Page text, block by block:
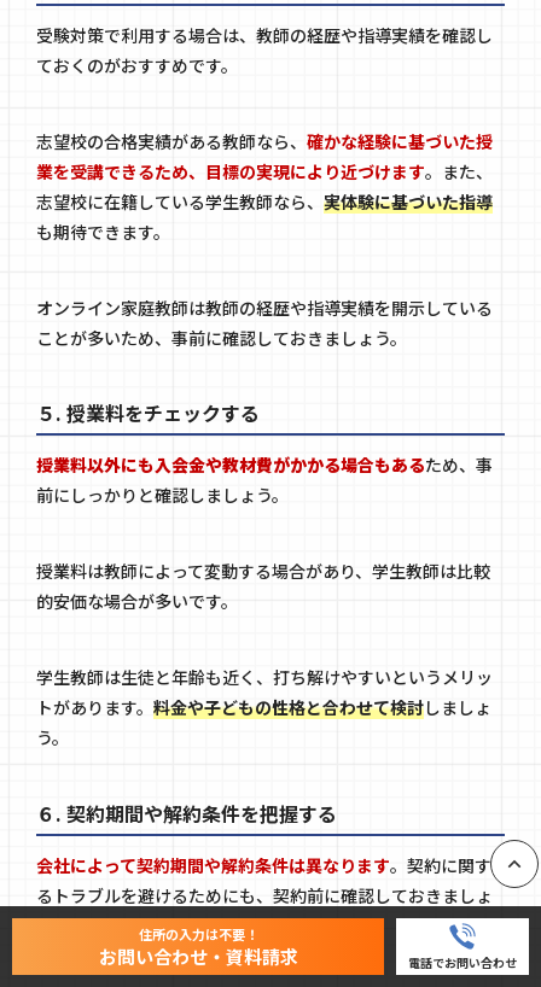
受験対策で利用する場合は、教師の経歴や指導実績を確認し
ておくのがおすすめです。
志望校の合格実績がある教師なら、 確かな経験に基づいた授
業を受講できるため、目標の実現により近づけます。また、
志望校に在籍している学生教師なら、 実体験に基づいた指導
も期待できます。
オンライン家庭教師は教師の経歴や指導実績を開示している
ことが多いため、事前に確認しておきましょう。
５. 授業料をチェックする
授業料以外にも入会金や教材費がかかる場合もあるため、事
前にしっかりと確認しましょう。
授業料は教師によって変動する場合があり、学生教師は比較
的安価な場合が多いです。
学生教師は生徒と年齢も近く、打ち解けやすいというメリッ
トがあります。 料金や子どもの性格と合わせて検討しましょ
う。
６. 契約期間や解約条件を把握する
会社によって契約期間や解約条件は異なります。契約に関す
るトラブルを避けるためにも、契約前に確認しておきましょ
う。
住所の入力は不要！
お問い合わせ・資料請求 電話でお問い合わせ